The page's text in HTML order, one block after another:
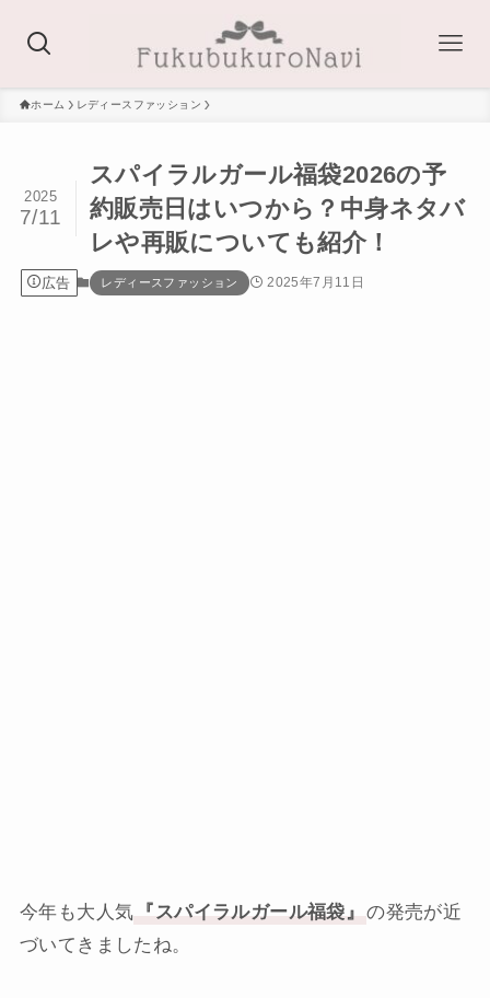
ホーム レディースファッション
スパイラルガール福袋2026の予
約販売日はいつから？中身ネタバ
レや再販についても紹介！
2025
7/11
広告 レディースファッション 2025年7月11日
今年も大人気 『スパイラルガール福袋』 の発売が近
づいてきましたね。